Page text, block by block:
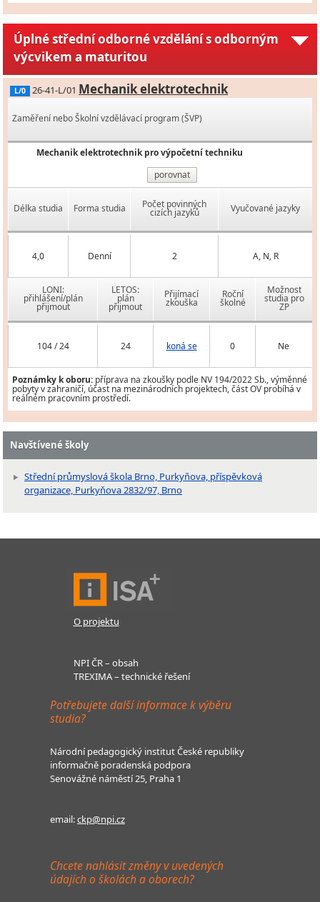
Úplné střední odborné vzdělání s odborným
výcvikem a maturitou
L/0 26-41-L/01 Mechanik elektrotechnik
Zaměření nebo Školní vzdělávací program (ŠVP)
Mechanik elektrotechnik pro výpočetní techniku
porovnat
Délka studia Forma studia Počet povinných
cizích jazyků Vyučované jazyky
4,0 Denní 2 A, N, R
LONI:
přihlášení/plán
přijmout
LETOS:
plán
přijmout
Přijímací
zkouška
Roční
školné
Možnost
studia pro
ZP
104 / 24 24 koná se 0 Ne
Poznámky k oboru: příprava na zkoušky podle NV 194/2022 Sb., výměnné
pobyty v zahraničí, účast na mezinárodních projektech, část OV probíhá v
reálném pracovním prostředí.
Navštívené školy
Střední průmyslová škola Brno, Purkyňova, příspěvková
organizace, Purkyňova 2832/97, Brno
O projektu
NPI ČR – obsah
TREXIMA – technické řešení
Potřebujete další informace k výběru
studia?
Národní pedagogický institut České republiky
informačně poradenská podpora
Senovážné náměstí 25, Praha 1
email:ckp@npi.cz
Chcete nahlásit změny v uvedených
údajích o školách a oborech?